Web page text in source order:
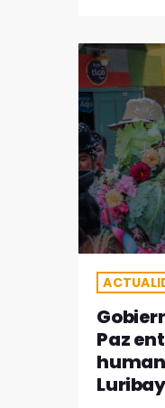
Paz
Luribay